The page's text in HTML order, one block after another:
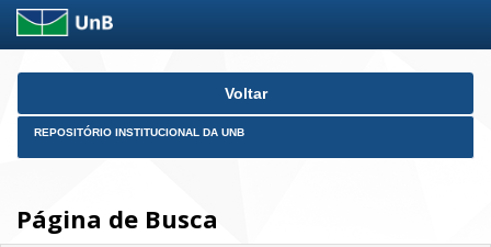
Skip
Voltar
REPOSITÓRIO INSTITUCIONAL DA UNB
Página de Busca